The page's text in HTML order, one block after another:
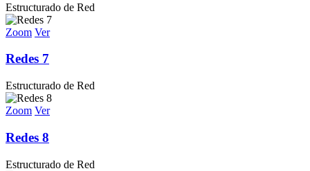
Estructurado de Red
Zoom Ver
Redes 7
Estructurado de Red
Zoom Ver
Redes 8
Estructurado de Red